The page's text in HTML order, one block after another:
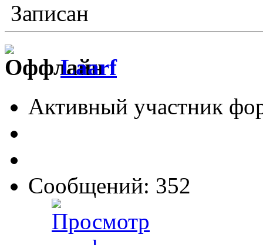
Записан
Laarf
Активный участник
Сообщений: 352